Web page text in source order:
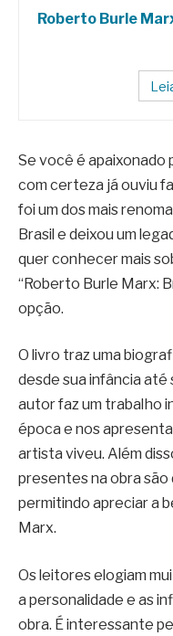
Roberto Burle
Se você é apaixonado
com certeza já ouviu
foi um dos mais
Brasil e deixou um
quer conhecer mais
“Roberto Burle Marx:
opção.
O livro traz uma
desde sua infância até
autor faz um trabalho
época e nos
artista viveu. Além
presentes na obra
permitindo apreciar a
Marx.
Os leitores elogiam
a personalidade e as
obra. É interessante